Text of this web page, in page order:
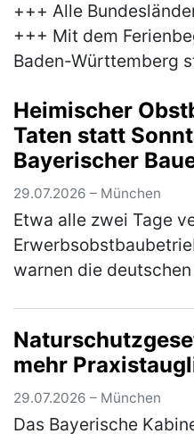
+++ Alle
+++ Mit dem
Baden-Württemberg
Damit erreicht der
Heimischer
Taten statt
Bayerischer
unterstützt
Obstbauern
29.07.2026 – München
Etwa alle zwei Tage
warnen die
Mitunterzei…(mehr)
mehr
29.07.2026 – München
Das Bayerische